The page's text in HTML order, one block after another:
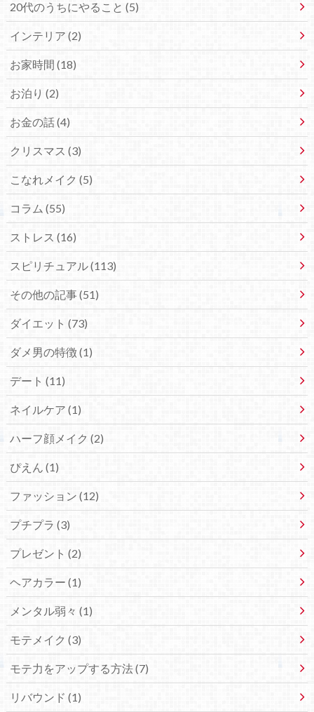
20代のうちにやること (5)
インテリア (2)
お家時間 (18)
お泊り (2)
お金の話 (4)
クリスマス (3)
こなれメイク (5)
コラム (55)
ストレス (16)
スピリチュアル (113)
その他の記事 (51)
ダイエット (73)
ダメ男の特徴 (1)
デート (11)
ネイルケア (1)
ハーフ顔メイク (2)
ぴえん (1)
ファッション (12)
プチプラ (3)
プレゼント (2)
ヘアカラー (1)
メンタル弱々 (1)
モテメイク (3)
モテ力をアップする方法 (7)
リバウンド (1)